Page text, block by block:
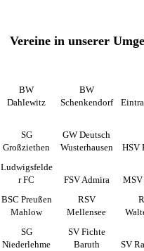
Vereine in unserer
BW
Dahlewitz
BW
Schenkendorf
SG
Großziethen
GW Deutsch
Wusterhausen
HSV
Ludwigsfelde
r FC
FSV Admira MSV
BSC Preußen
Mahlow
RSV
Mellensee
SG
Niederlehme
SV Fichte
Baruth
SV